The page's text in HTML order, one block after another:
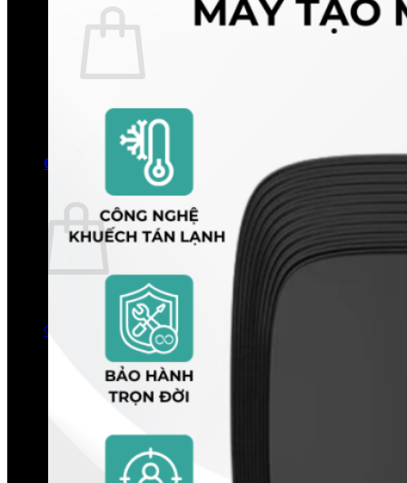
Quay trở lại cửa hàng
0
Giỏ hàng
Chưa có sản phẩm trong giỏ hàng.
Quay trở lại cửa hàng